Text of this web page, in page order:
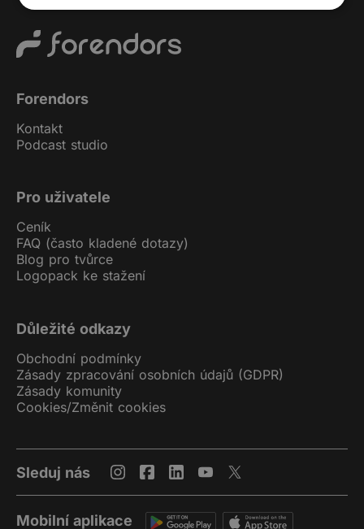
Forendors
Kontakt
Podcast studio
Pro uživatele
Ceník
FAQ (často kladené dotazy)
Blog pro tvůrce
Logopack ke stažení
Důležité odkazy
Obchodní podmínky
Zásady zpracování osobních údajů (GDPR)
Zásady komunity
Cookies/Změnit cookies
Sleduj nás
Mobilní aplikace